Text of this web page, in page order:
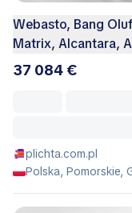
Webasto, Bang
Matrix, Alcantara,
37 084 €
plichta.com.pl
Polska, Pomorskie,